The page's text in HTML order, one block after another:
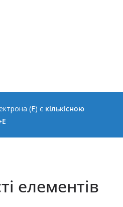
(E) є кількісною
елементів